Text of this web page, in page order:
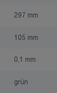
297 mm
105 mm
0,1 mm
grün